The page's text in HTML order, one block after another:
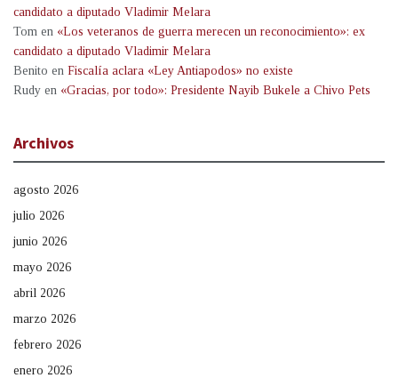
candidato a diputado Vladimir Melara
Tom en «Los veteranos de guerra merecen un reconocimiento»: ex
candidato a diputado Vladimir Melara
Benito en Fiscalía aclara «Ley Antiapodos» no existe
Rudy en «Gracias, por todo»: Presidente Nayib Bukele a Chivo Pets
Archivos
agosto 2026
julio 2026
junio 2026
mayo 2026
abril 2026
marzo 2026
febrero 2026
enero 2026